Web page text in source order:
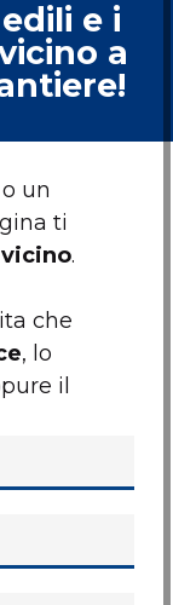
e i
a
un
ti
.
che
, lo
il